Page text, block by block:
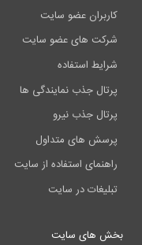
کاربران عضو سایت
شرکت های عضو سایت
شرایط استفاده
پرتال جذب نمایندگی ها
پرتال جذب نیرو
پرسش های متداول
راهنمای استفاده از سایت
تبلیغات در سایت
بخش های سایت